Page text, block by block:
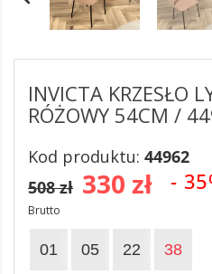
INVICTA KRZESŁO
RÓŻOWY 54CM /
Kod produktu: 44962
330 zł -
508 zł
Brutto
01 05 22 38